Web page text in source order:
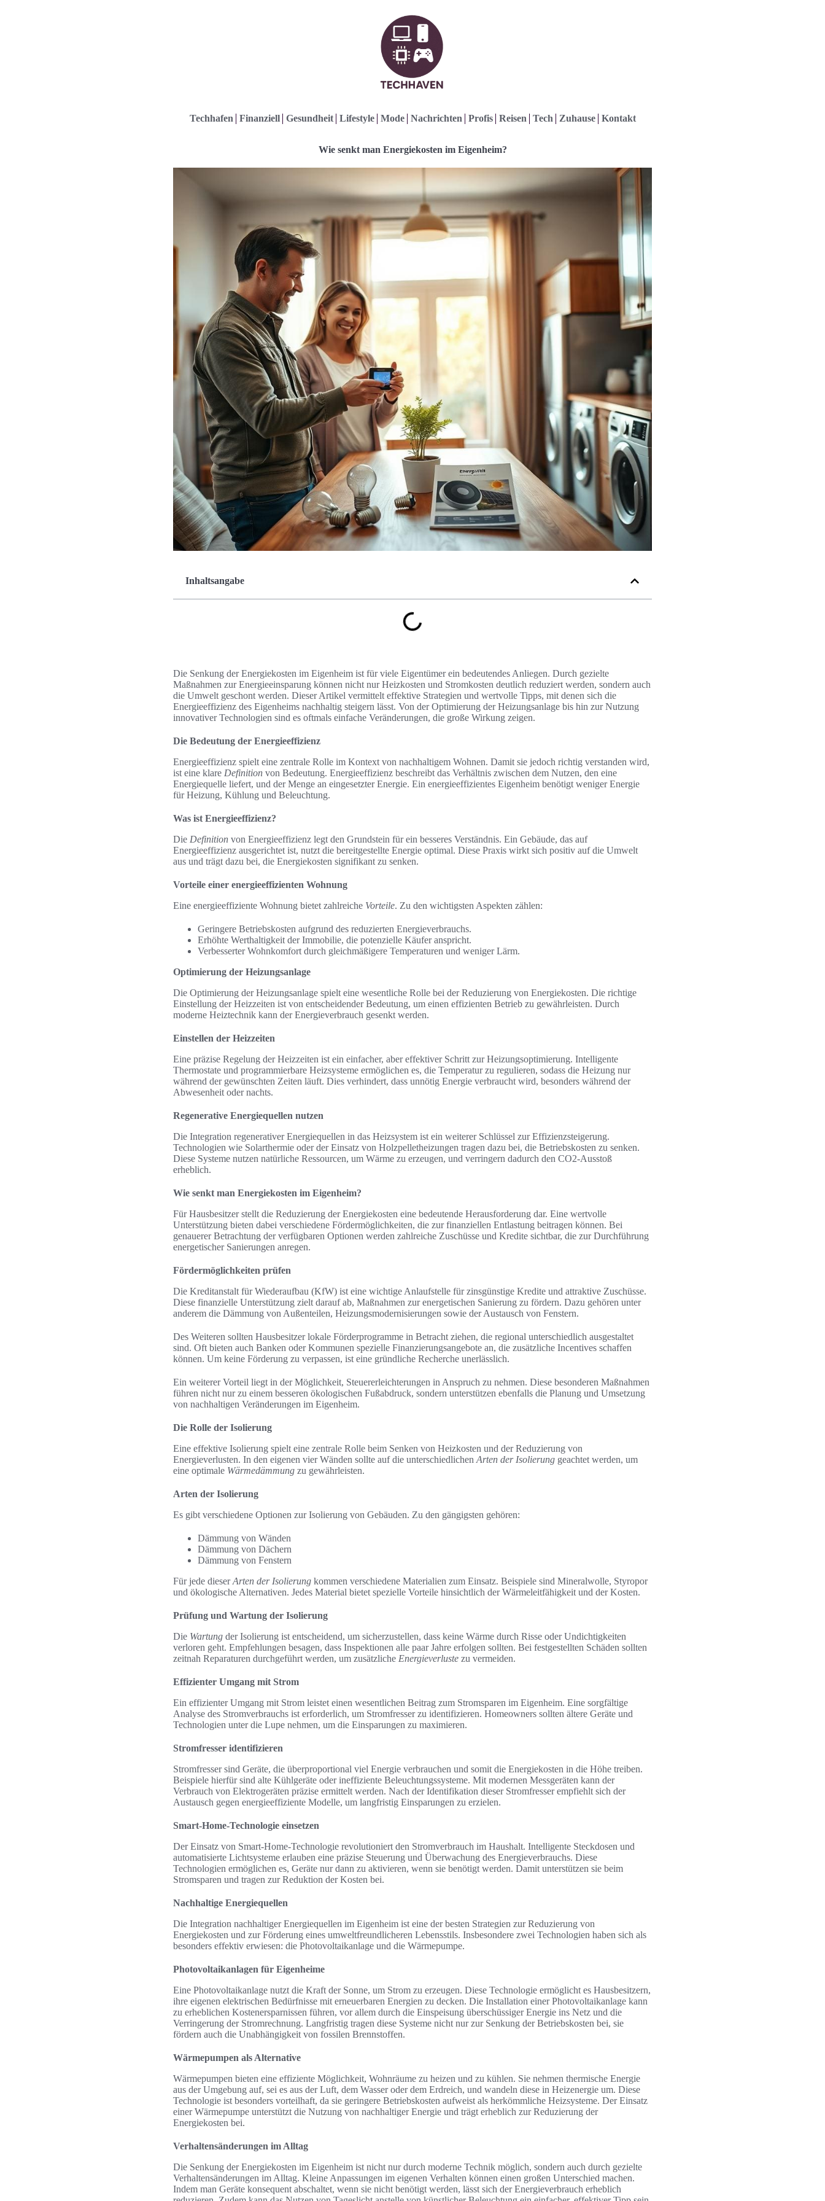
Techhafen Finanziell Gesundheit Lifestyle Mode Nachrichten Profis Reisen Tech Zuhause Kontakt
Wie senkt man Energiekosten im Eigenheim?
Inhaltsangabe
Die Senkung der Energiekosten im Eigenheim ist für viele Eigentümer ein bedeutendes Anliegen. Durch gezielte
Maßnahmen zur Energieeinsparung können nicht nur Heizkosten und Stromkosten deutlich reduziert werden, sondern auch
die Umwelt geschont werden. Dieser Artikel vermittelt effektive Strategien und wertvolle Tipps, mit denen sich die
Energieeffizienz des Eigenheims nachhaltig steigern lässt. Von der Optimierung der Heizungsanlage bis hin zur Nutzung
innovativer Technologien sind es oftmals einfache Veränderungen, die große Wirkung zeigen.
Die Bedeutung der Energieeffizienz
Energieeffizienz spielt eine zentrale Rolle im Kontext von nachhaltigem Wohnen. Damit sie jedoch richtig verstanden wird,
ist eine klare Definition von Bedeutung. Energieeffizienz beschreibt das Verhältnis zwischen dem Nutzen, den eine
Energiequelle liefert, und der Menge an eingesetzter Energie. Ein energieeffizientes Eigenheim benötigt weniger Energie
für Heizung, Kühlung und Beleuchtung.
Was ist Energieeffizienz?
Die Definition von Energieeffizienz legt den Grundstein für ein besseres Verständnis. Ein Gebäude, das auf
Energieeffizienz ausgerichtet ist, nutzt die bereitgestellte Energie optimal. Diese Praxis wirkt sich positiv auf die Umwelt
aus und trägt dazu bei, die Energiekosten signifikant zu senken.
Vorteile einer energieeffizienten Wohnung
Eine energieeffiziente Wohnung bietet zahlreiche Vorteile. Zu den wichtigsten Aspekten zählen:
Geringere Betriebskosten aufgrund des reduzierten Energieverbrauchs.
Erhöhte Werthaltigkeit der Immobilie, die potenzielle Käufer anspricht.
Verbesserter Wohnkomfort durch gleichmäßigere Temperaturen und weniger Lärm.
Optimierung der Heizungsanlage
Die Optimierung der Heizungsanlage spielt eine wesentliche Rolle bei der Reduzierung von Energiekosten. Die richtige
Einstellung der Heizzeiten ist von entscheidender Bedeutung, um einen effizienten Betrieb zu gewährleisten. Durch
moderne Heiztechnik kann der Energieverbrauch gesenkt werden.
Einstellen der Heizzeiten
Eine präzise Regelung der Heizzeiten ist ein einfacher, aber effektiver Schritt zur Heizungsoptimierung. Intelligente
Thermostate und programmierbare Heizsysteme ermöglichen es, die Temperatur zu regulieren, sodass die Heizung nur
während der gewünschten Zeiten läuft. Dies verhindert, dass unnötig Energie verbraucht wird, besonders während der
Abwesenheit oder nachts.
Regenerative Energiequellen nutzen
Die Integration regenerativer Energiequellen in das Heizsystem ist ein weiterer Schlüssel zur Effizienzsteigerung.
Technologien wie Solarthermie oder der Einsatz von Holzpelletheizungen tragen dazu bei, die Betriebskosten zu senken.
Diese Systeme nutzen natürliche Ressourcen, um Wärme zu erzeugen, und verringern dadurch den CO2-Ausstoß
erheblich.
Wie senkt man Energiekosten im Eigenheim?
Für Hausbesitzer stellt die Reduzierung der Energiekosten eine bedeutende Herausforderung dar. Eine wertvolle
Unterstützung bieten dabei verschiedene Fördermöglichkeiten, die zur finanziellen Entlastung beitragen können. Bei
genauerer Betrachtung der verfügbaren Optionen werden zahlreiche Zuschüsse und Kredite sichtbar, die zur Durchführung
energetischer Sanierungen anregen.
Fördermöglichkeiten prüfen
Die Kreditanstalt für Wiederaufbau (KfW) ist eine wichtige Anlaufstelle für zinsgünstige Kredite und attraktive Zuschüsse.
Diese finanzielle Unterstützung zielt darauf ab, Maßnahmen zur energetischen Sanierung zu fördern. Dazu gehören unter
anderem die Dämmung von Außenteilen, Heizungsmodernisierungen sowie der Austausch von Fenstern.
Des Weiteren sollten Hausbesitzer lokale Förderprogramme in Betracht ziehen, die regional unterschiedlich ausgestaltet
sind. Oft bieten auch Banken oder Kommunen spezielle Finanzierungsangebote an, die zusätzliche Incentives schaffen
können. Um keine Förderung zu verpassen, ist eine gründliche Recherche unerlässlich.
Ein weiterer Vorteil liegt in der Möglichkeit, Steuererleichterungen in Anspruch zu nehmen. Diese besonderen Maßnahmen
führen nicht nur zu einem besseren ökologischen Fußabdruck, sondern unterstützen ebenfalls die Planung und Umsetzung
von nachhaltigen Veränderungen im Eigenheim.
Die Rolle der Isolierung
Eine effektive Isolierung spielt eine zentrale Rolle beim Senken von Heizkosten und der Reduzierung von
Energieverlusten. In den eigenen vier Wänden sollte auf die unterschiedlichen Arten der Isolierung geachtet werden, um
eine optimale Wärmedämmung zu gewährleisten.
Arten der Isolierung
Es gibt verschiedene Optionen zur Isolierung von Gebäuden. Zu den gängigsten gehören:
Dämmung von Wänden
Dämmung von Dächern
Dämmung von Fenstern
Für jede dieserArten der Isolierung kommen verschiedene Materialien zum Einsatz. Beispiele sind Mineralwolle, Styropor
und ökologische Alternativen. Jedes Material bietet spezielle Vorteile hinsichtlich der Wärmeleitfähigkeit und der Kosten.
Prüfung und Wartung der Isolierung
Die Wartung der Isolierung ist entscheidend, um sicherzustellen, dass keine Wärme durch Risse oder Undichtigkeiten
verloren geht. Empfehlungen besagen, dass Inspektionen alle paar Jahre erfolgen sollten. Bei festgestellten Schäden sollten
zeitnah Reparaturen durchgeführt werden, um zusätzliche Energieverluste zu vermeiden.
Effizienter Umgang mit Strom
Ein effizienter Umgang mit Strom leistet einen wesentlichen Beitrag zum Stromsparen im Eigenheim. Eine sorgfältige
Analyse des Stromverbrauchs ist erforderlich, um Stromfresser zu identifizieren. Homeowners sollten ältere Geräte und
Technologien unter die Lupe nehmen, um die Einsparungen zu maximieren.
Stromfresser identifizieren
Stromfresser sind Geräte, die überproportional viel Energie verbrauchen und somit die Energiekosten in die Höhe treiben.
Beispiele hierfür sind alte Kühlgeräte oder ineffiziente Beleuchtungssysteme. Mit modernen Messgeräten kann der
Verbrauch von Elektrogeräten präzise ermittelt werden. Nach der Identifikation dieser Stromfresser empfiehlt sich der
Austausch gegen energieeffiziente Modelle, um langfristig Einsparungen zu erzielen.
Smart-Home-Technologie einsetzen
Der Einsatz von Smart-Home-Technologie revolutioniert den Stromverbrauch im Haushalt. Intelligente Steckdosen und
automatisierte Lichtsysteme erlauben eine präzise Steuerung und Überwachung des Energieverbrauchs. Diese
Technologien ermöglichen es, Geräte nur dann zu aktivieren, wenn sie benötigt werden. Damit unterstützen sie beim
Stromsparen und tragen zur Reduktion der Kosten bei.
Nachhaltige Energiequellen
Die Integration nachhaltiger Energiequellen im Eigenheim ist eine der besten Strategien zur Reduzierung von
Energiekosten und zur Förderung eines umweltfreundlicheren Lebensstils. Insbesondere zwei Technologien haben sich als
besonders effektiv erwiesen: die Photovoltaikanlage und die Wärmepumpe.
Photovoltaikanlagen für Eigenheime
Eine Photovoltaikanlage nutzt die Kraft der Sonne, um Strom zu erzeugen. Diese Technologie ermöglicht es Hausbesitzern,
ihre eigenen elektrischen Bedürfnisse mit erneuerbaren Energien zu decken. Die Installation einer Photovoltaikanlage kann
zu erheblichen Kostenersparnissen führen, vor allem durch die Einspeisung überschüssiger Energie ins Netz und die
Verringerung der Stromrechnung. Langfristig tragen diese Systeme nicht nur zur Senkung der Betriebskosten bei, sie
fördern auch die Unabhängigkeit von fossilen Brennstoffen.
Wärmepumpen als Alternative
Wärmepumpen bieten eine effiziente Möglichkeit, Wohnräume zu heizen und zu kühlen. Sie nehmen thermische Energie
aus der Umgebung auf, sei es aus der Luft, dem Wasser oder dem Erdreich, und wandeln diese in Heizenergie um. Diese
Technologie ist besonders vorteilhaft, da sie geringere Betriebskosten aufweist als herkömmliche Heizsysteme. Der Einsatz
einer Wärmepumpe unterstützt die Nutzung von nachhaltiger Energie und trägt erheblich zur Reduzierung der
Energiekosten bei.
Verhaltensänderungen im Alltag
Die Senkung der Energiekosten im Eigenheim ist nicht nur durch moderne Technik möglich, sondern auch durch gezielte
Verhaltensänderungen im Alltag. Kleine Anpassungen im eigenen Verhalten können einen großen Unterschied machen.
Indem man Geräte konsequent abschaltet, wenn sie nicht benötigt werden, lässt sich der Energieverbrauch erheblich